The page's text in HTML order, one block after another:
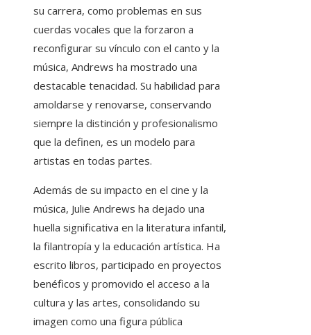
su carrera, como problemas en sus
cuerdas vocales que la forzaron a
reconfigurar su vínculo con el canto y la
música, Andrews ha mostrado una
destacable tenacidad. Su habilidad para
amoldarse y renovarse, conservando
siempre la distinción y profesionalismo
que la definen, es un modelo para
artistas en todas partes.
Además de su impacto en el cine y la
música, Julie Andrews ha dejado una
huella significativa en la literatura infantil,
la filantropía y la educación artística. Ha
escrito libros, participado en proyectos
benéficos y promovido el acceso a la
cultura y las artes, consolidando su
imagen como una figura pública